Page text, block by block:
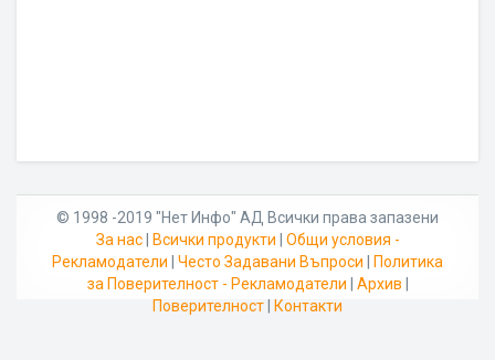
© 1998 -2019 "Нет Инфо" АД Всички права запазени
За нас| Всички продукти
Общи условия -
Рекламодатели
Често Задавани Въпроси
Политика
за Поверителност - Рекламодатели
Архив
Поверителност
Контакти